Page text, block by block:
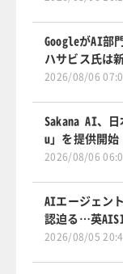
GoogleがAI部
ハサビス氏は
2026/08/06
Sakana AI、日
u」を提供開始
2026/08/06
AIエージェン
認迫る…英
2026/08/05